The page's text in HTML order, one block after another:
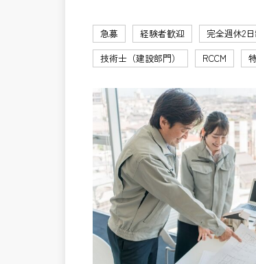
急募 経験者歓迎 完全週休2
技術士（建設部門）
RCCM